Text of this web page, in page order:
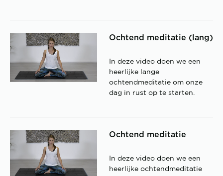
Ochtend meditatie (lang)
In deze video doen we een
heerlijke lange
ochtendmeditatie om onze
dag in rust op te starten.
Ochtend meditatie
In deze video doen we een
heerlijke ochtendmeditatie